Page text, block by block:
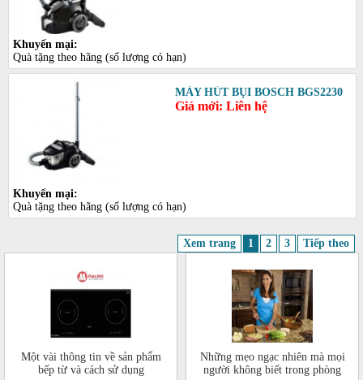
Khuyến mại:
Quà tặng theo hãng (số lượng có hạn)
MÁY HÚT BỤI BOSCH BGS2230
Giá mới: Liên hệ
Khuyến mại:
Quà tặng theo hãng (số lượng có hạn)
Xem trang 1 2 3 Tiếp theo
Một vài thông tin về sản phẩm
bếp từ và cách sử dụng
Những mẹo ngạc nhiên mà mọi
người không biết trong phòng